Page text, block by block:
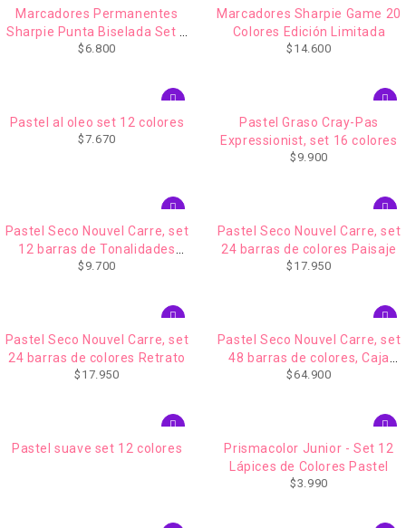
Marcadores Permanentes
Sharpie Punta Biselada Set 8
Colores
$6.800
Marcadores Sharpie Game 20
Colores Edición Limitada
$ 14.600
Pastel al oleo set 12 colores
$7.670
Pastel Graso Cray-Pas
Expressionist, set 16 colores
$ 9.900
Pastel Seco Nouvel Carre, set
12 barras de Tonalidades
Grises
$ 9.700
Pastel Seco Nouvel Carre, set
24 barras de colores Paisaje
$ 17.950
Pastel Seco Nouvel Carre, set
24 barras de colores Retrato
$ 17.950
Pastel Seco Nouvel Carre, set
48 barras de colores, Caja
Madera
$64.900
Pastel suave set 12 colores
Prismacolor Junior - Set 12
Lápices de Colores Pastel
$3.990